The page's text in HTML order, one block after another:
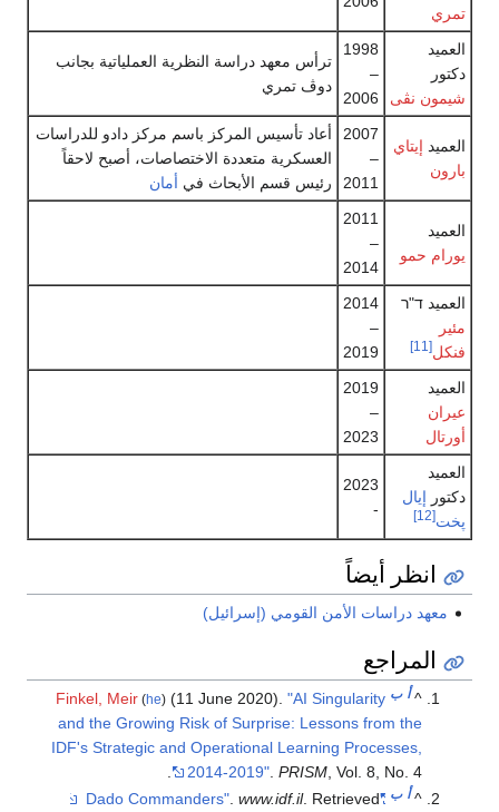
تمري
العميد
دكتور
شيمون نڤى
1998
2006
ترأس معهد دراسة النظرية العملياتية بجانب
دوڤ تمري
العميدإيتاي
بارون
2007
2011
أعاد تأسيس المركز باسم مركز دادو للدراسات
العسكرية متعددة الاختصاصات، أصبح لاحقاً
رئيس قسم الأبحاث في أمان
العميد
يورام حمو
2011
2014
العميد ד"ר
مئير
فنكل[11]
2014
2019
العميد
عيران
أورتال
2019
2023
العميد
دكتورإيال
پخت
2023
انظر أيضاً
معهد دراسات الأمن القومي (إسرائيل)
المراجع
^ أ ب Finkel, Meir(he)(11 June 2020)."AI Singularity
and the Growing Risk of Surprise: Lessons from the
IDF's Strategic and Operational Learning Processes,
2014-2019".PRISM, Vol. 8, No. 4.
^
أ ب "Dado Commanders"
.www.idf.il. Retrieved